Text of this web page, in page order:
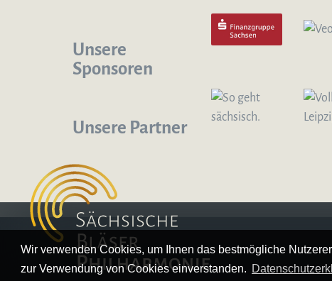
Wir verwenden Cookies, um Ihnen das bestmögliche
zur Verwendung von Cookies einverstanden.
Unsere
Sponsoren
Unsere Partner